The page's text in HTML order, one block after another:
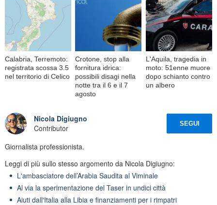
Calabria, Terremoto:
registrata scossa 3.5
nel territorio di Celico
Crotone, stop alla
fornitura idrica:
possibili disagi nella
notte tra il 6 e il 7
agosto
L'Aquila, tragedia in
moto: 51enne muore
dopo schianto contro
un albero
Nicola Digiugno
Contributor
SEGUI
Giornalista professionista.
Leggi di più sullo stesso argomento da Nicola Digiugno:
L'ambasciatore dell’Arabia Saudita al Viminale
Al via la sperimentazione del Taser in undici città
Aiuti dall'Italia alla Libia e finanziamenti per i rimpatri